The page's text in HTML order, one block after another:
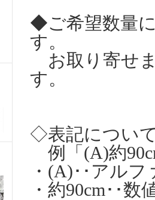
◆ご希望数量
す。
お取り寄せ
す。
◇表記につい
例「(A)約
・(A)･･アル
・約90cm･･